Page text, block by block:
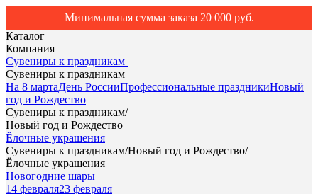
Минимальная сумма заказа 20 000 руб.
Каталог
Компания
Сувениры к праздникам
Сувениры к праздникам
На 8 мартаДень РоссииПрофессиональные праздникиНовый
год и Рождество
Сувениры к праздникам/
Новый год и Рождество
Ёлочные украшения
Сувениры к праздникам/Новый год и Рождество/
Ёлочные украшения
Новогодние шары
14 февраля23 февраля